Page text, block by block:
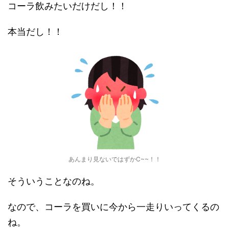
コーラ飲みたいだけだし！！
本当だし！！
あんまり見ないではずかC~~！！
そういうことなのね。
なので、コーラを買いに今から一走りいってくるの
ね。